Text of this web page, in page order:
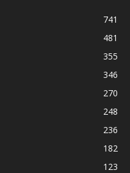
741
481
355
346
270
248
236
182
123